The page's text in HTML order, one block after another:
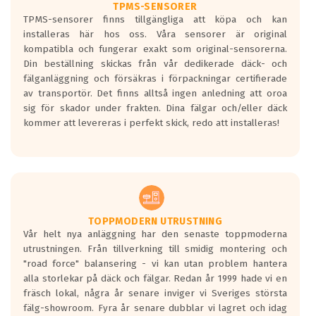
godkända för år 2016 nya regelverk.
Ett däck med en svart våg kommer vara
minst tre decibel tystare än det
regelverk som börjar gälla 2016.
TPMS-SENSORER
TPMS-sensorer finns tillgängliga att köpa och kan
installeras här hos oss. Våra sensorer är original
kompatibla och fungerar exakt som original-sensorerna.
Din beställning skickas från vår dedikerade däck- och
fälganläggning och försäkras i förpackningar certifierade
av transportör. Det finns alltså ingen anledning att oroa
sig för skador under frakten. Dina fälgar och/eller däck
kommer att levereras i perfekt skick, redo att installeras!
TOPPMODERN UTRUSTNING
Vår helt nya anläggning har den senaste toppmoderna
utrustningen. Från tillverkning till smidig montering och
"road force" balansering - vi kan utan problem hantera
alla storlekar på däck och fälgar. Redan år 1999 hade vi en
fräsch lokal, några år senare inviger vi Sveriges största
fälg-showroom. Fyra år senare dubblar vi lagret och idag